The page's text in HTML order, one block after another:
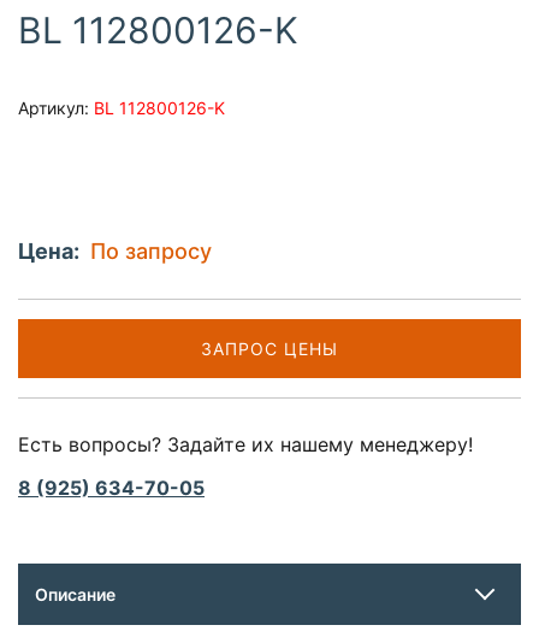
BL 112800126-K
Артикул: BL 112800126-K
Цена: По запросу
ЗАПРОС ЦЕНЫ
Есть вопросы? Задайте их нашему менеджеру!
8 (925) 634-70-05
Описание